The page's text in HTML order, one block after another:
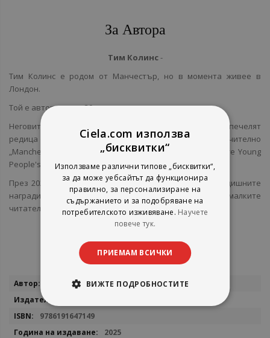
За Автора
Тим Колинс-
Тим Колинс е родом от Манчестър, но в момента живее в
Лoндон.
Той е автор на над 30 детски заглавия.
Неговите книги са преведени на повече от 30 езика и печелят
редица отличия във Великобритания и Германия включително
„Manchester Fiction City award“ през 2011 г. и „Lincolnshire Young
People's Book Award“ през 2012 г.
През 2021 г. писателят попада в краткия списък на годишните
награди „Spark!“, чиито победители се избират от малките
читатели във Великобритания.
Повече
информация
Тим Колинс
9786191647149
2025
Ciela.com използва
„бисквитки“
Използваме различни типове „бисквитки“,
за да може уебсайтът да функционира
правилно, за персонализиране на
съдържанието и за подобряване на
потребителското изживяване. Научете
повече тук.
ПРИЕМАМ ВСИЧКИ
ВИЖТЕ ПОДРОБНОСТИТЕ